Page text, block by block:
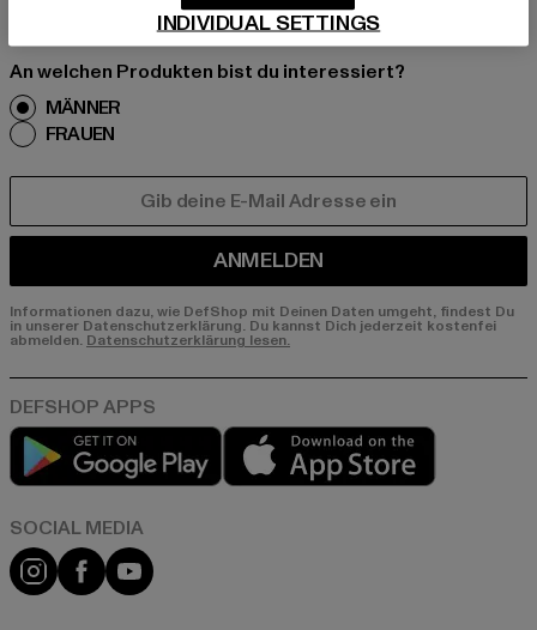
An welchen Produkten bist du interessiert?
MÄNNER
FRAUEN
ANMELDEN
Informationen dazu, wie DefShop mit Deinen Daten umgeht, findest Du
in unserer Datenschutzerklärung. Du kannst Dich jederzeit kostenfei
abmelden. Datenschutzerklärung lesen.
Play market
Instagram
FacebookYouTube
INDIVIDUAL SETTINGS